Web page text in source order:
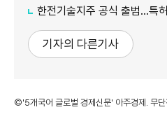
한전기술지주 공식 출범…특허 8000
기자의 다른기사
©'5개국어 글로벌 경제신문' 아주경제. 무단